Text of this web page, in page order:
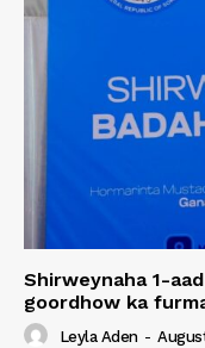
Shirweynaha 1-
goordhow ka
Leyla Aden -